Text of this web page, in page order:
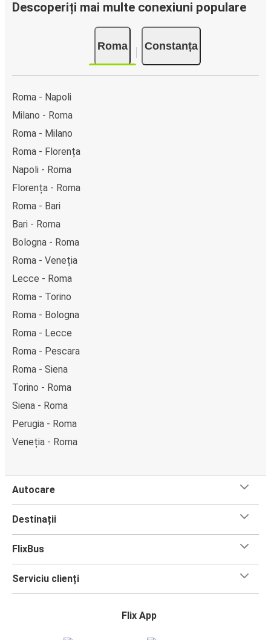
clicuri. La achiziționarea online a unui bilet pe ruta Roma-
Apple Pay. Alternativ, poți plăti în numerar la bordul
autocarelor sau la unul din punctele de vânzare.
Descoperiți mai multe conexiuni populare
Roma Constanța
Roma - Napoli
Milano - Roma
Roma - Milano
Roma - Florența
Napoli - Roma
Florența - Roma
Roma - Bari
Bari - Roma
Bologna - Roma
Roma - Veneția
Lecce - Roma
Roma - Torino
Roma - Bologna
Roma - Lecce
Roma - Pescara
Roma - Siena
Torino - Roma
Siena - Roma
Perugia - Roma
Veneția - Roma
Autocare
Destinații
FlixBus
Serviciu clienți
Flix App